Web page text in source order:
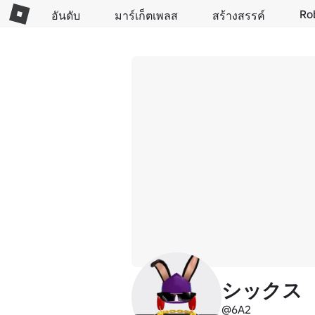
อันดับ มาร์เก็ตเพลส สร้างสรรค์
シックス
@6A2